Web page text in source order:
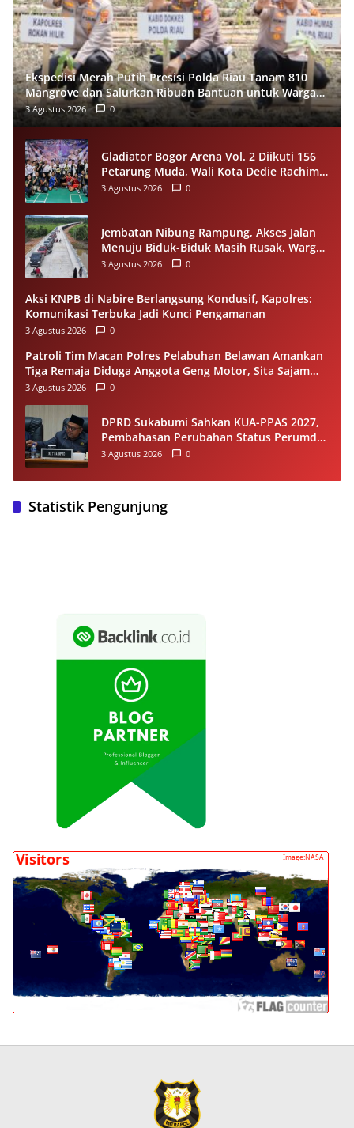
Ekspedisi Merah Putih Presisi Polda Riau Tanam 810
Mangrove dan Salurkan Ribuan Bantuan untuk Warga
Pesisir Sinaboi
3 Agustus 2026 0
Gladiator Bogor Arena Vol. 2 Diikuti 156
Petarung Muda, Wali Kota Dedie Rachim
Gaungkan Stop Tawuran Lewat Tinju
3 Agustus 2026 0
Jembatan Nibung Rampung, Akses Jalan
Menuju Biduk-Biduk Masih Rusak, Warga
Minta Pemprov Kaltim Segera Bertindak
3 Agustus 2026 0
Aksi KNPB di Nabire Berlangsung Kondusif, Kapolres:
Komunikasi Terbuka Jadi Kunci Pengamanan
3 Agustus 2026 0
Patroli Tim Macan Polres Pelabuhan Belawan Amankan
Tiga Remaja Diduga Anggota Geng Motor, Sita Sajam
dan Sepeda Motor
3 Agustus 2026 0
DPRD Sukabumi Sahkan KUA-PPAS 2027,
Pembahasan Perubahan Status Perumda
Tirta Jaya Berlanjut
3 Agustus 2026 0
Statistik Pengunjung